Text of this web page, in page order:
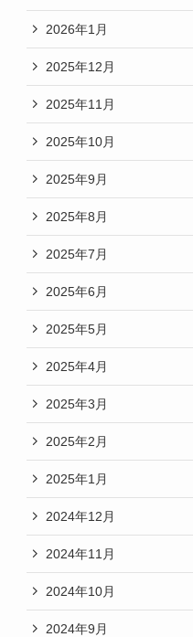
2026年1月
2025年12月
2025年11月
2025年10月
2025年9月
2025年8月
2025年7月
2025年6月
2025年5月
2025年4月
2025年3月
2025年2月
2025年1月
2024年12月
2024年11月
2024年10月
2024年9月